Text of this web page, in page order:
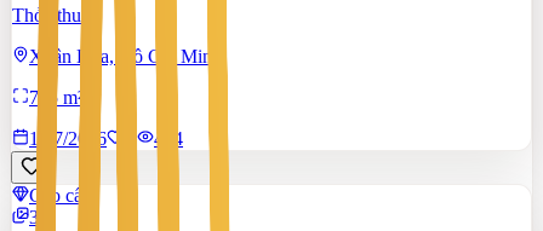
Thỏa thuận
Xuân Hòa, Hồ Chí Minh
795 m²
17/7/2026
434
Cao cấp
3